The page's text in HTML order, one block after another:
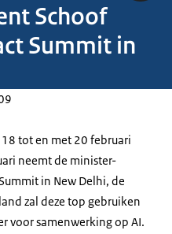
Schoof
Summit in
tot en met 20 februari
neemt de minister-
in New Delhi, de
zal deze top gebruiken
voor samenwerking op AI.